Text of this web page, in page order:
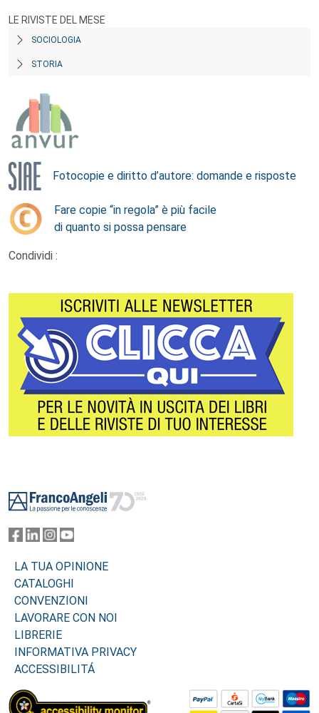
LE RIVISTE DEL MESE
SOCIOLOGIA
STORIA
Fotocopie e diritto d’autore: domande e risposte
Fare copie “in regola” è più facile
di quanto si possa pensare
Condividi :
LA TUA OPINIONE
CATALOGHI
CONVENZIONI
LAVORARE CON NOI
LIBRERIE
INFORMATIVA PRIVACY
ACCESSIBILITÁ